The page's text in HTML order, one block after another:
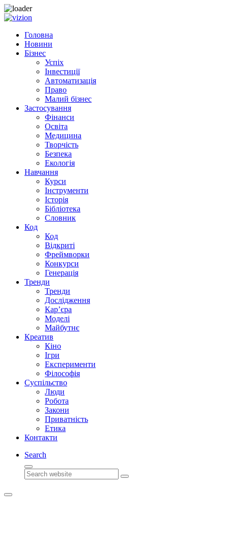
Skip to content
Головна
Новини
Бізнес
Успіх
Інвестиції
Автоматизація
Право
Малий бізнес
Застосування
Фінанси
Освіта
Медицина
Творчість
Безпека
Екологія
Навчання
Курси
Інструменти
Історія
Бібліотека
Словник
Код
Код
Відкриті
Фреймворки
Конкурси
Генерація
Тренди
Тренди
Дослідження
Кар’єра
Моделі
Майбутнє
Креатив
Кіно
Ігри
Експерименти
Філософія
Суспільство
Люди
Робота
Закони
Приватність
Етика
Контакти
Search
Search